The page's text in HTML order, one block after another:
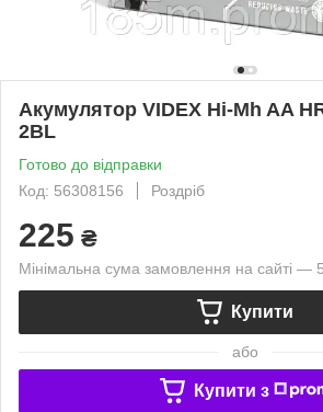
Акумулятор VIDEX Hi-Mh AA
2BL
Готово до відправки
Код: 56308156
Роздріб
225 ₴
Мінімальна сума замовлення на сайті —
Купити
або
Купити з